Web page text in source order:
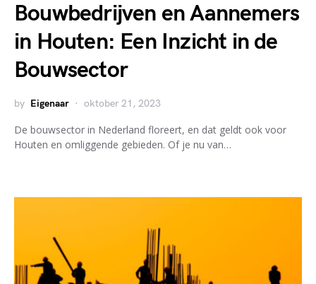
Bouwbedrijven en Aannemers
in Houten: Een Inzicht in de
Bouwsector
by Eigenaar oktober 21, 2023
De bouwsector in Nederland floreert, en dat geldt ook voor
Houten en omliggende gebieden. Of je nu van…